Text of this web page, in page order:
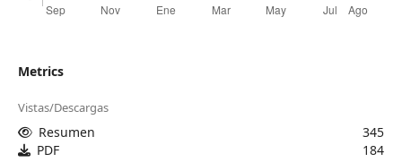
Metrics
Vistas/Descargas
Resumen
345
PDF
184